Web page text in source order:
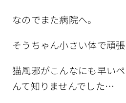
なのでまた病院へ。
そうちゃん小さい体で頑張
猫風邪がこんなにも早い
んて知りませんでした…